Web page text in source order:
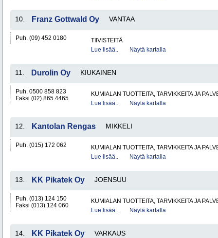
10. Franz Gottwald Oy VANTAA
Puh. (09) 452 0180
TIIVISTEITÄ
Lue lisää..
Näytä kartalla
11. Durolin Oy KIUKAINEN
Puh. 0500 858 823
Faksi (02) 865 4465
KUMIALAN TUOTTEITA, TARVIKKEITA JA
Lue lisää..
Näytä kartalla
12. Kantolan Rengas MIKKELI
Puh. (015) 172 062
KUMIALAN TUOTTEITA, TARVIKKEITA JA
Lue lisää..
Näytä kartalla
13. KK Pikatek Oy JOENSUU
Puh. (013) 124 150
Faksi (013) 124 060
KUMIALAN TUOTTEITA, TARVIKKEITA JA
Lue lisää..
Näytä kartalla
14. KK Pikatek Oy VARKAUS